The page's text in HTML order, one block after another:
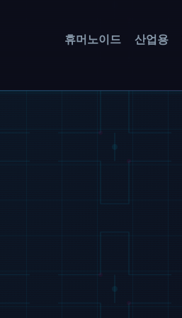
휴머노이드 산업용